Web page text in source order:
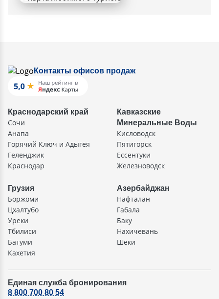
Контакты офисов продаж
Краснодарский край
Сочи
Анапа
Горячий Ключ и Адыгея
Геленджик
Краснодар
Кавказские
Минеральные Воды
Кисловодск
Пятигорск
Ессентуки
Железноводск
Грузия
Боржоми
Цхалтубо
Уреки
Тбилиси
Батуми
Кахетия
Азербайджан
Нафталан
Габала
Баку
Нахичевань
Шеки
Единая служба бронирования
8 800 700 80 54